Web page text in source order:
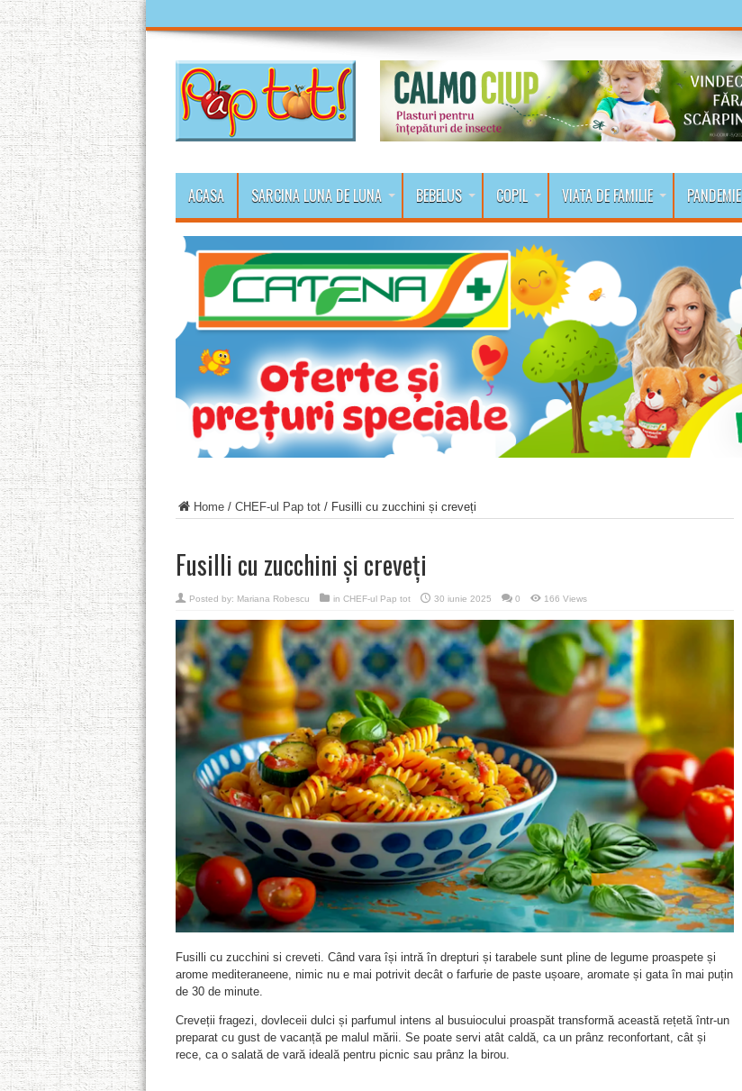
ACASA SARCINA LUNA DE LUNA BEBELUS COPIL VIATA DE FAMILIE PANDEMIE
Home/ CHEF-ul Pap tot/ Fusilli cu zucchini și creveți
Fusilli cu zucchini și creveți
Posted by: Mariana Robescu in CHEF-ul Pap tot 30 iunie 2025 0 166 Views
Fusilli cu zucchini si creveti. Când vara își intră în drepturi și tarabele sunt pline de legume proaspete și
arome mediteraneene, nimic nu e mai potrivit decât o farfurie de paste ușoare, aromate și gata în mai puțin
de 30 de minute.
Creveții fragezi, dovleceii dulci și parfumul intens al busuiocului proaspăt transformă această rețetă într-un
preparat cu gust de vacanță pe malul mării. Se poate servi atât caldă, ca un prânz reconfortant, cât și
rece, ca o salată de vară ideală pentru picnic sau prânz la birou.